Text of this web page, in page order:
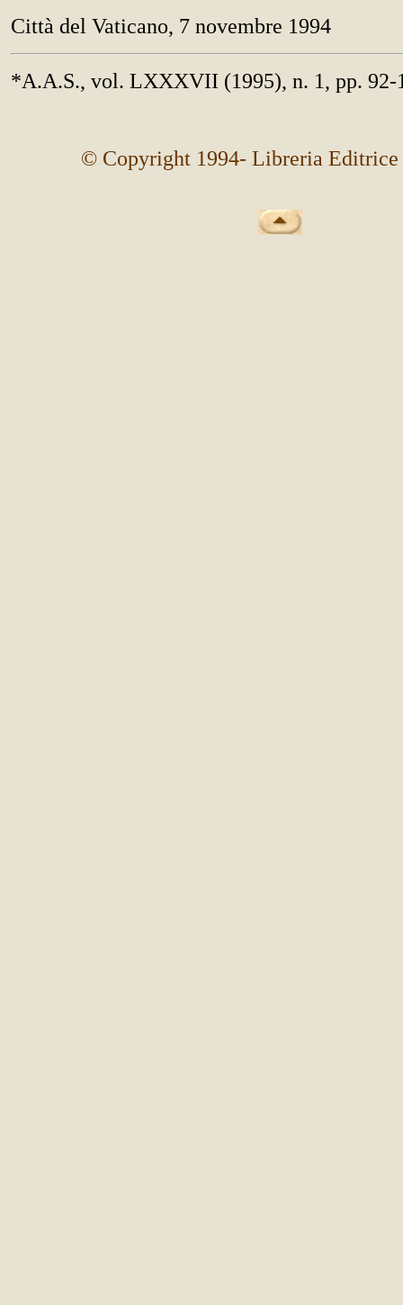
Città del Vaticano, 7 novembre 1994
*A.A.S., vol. LXXXVII (1995), n. 1, pp. 92-
© Copyright 1994- Libreria Editrice